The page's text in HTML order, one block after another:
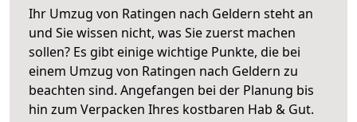
Ihr Umzug von Ratingen nach Geldern steht an
und Sie wissen nicht, was Sie zuerst machen
sollen? Es gibt einige wichtige Punkte, die bei
einem Umzug von Ratingen nach Geldern zu
beachten sind. Angefangen bei der Planung bis
hin zum Verpacken Ihres kostbaren Hab & Gut.